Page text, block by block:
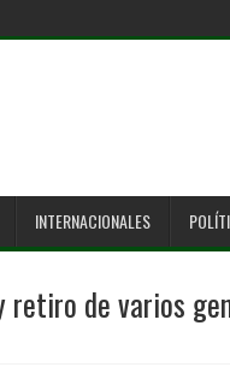
INTERNACIONALES
retiro de varios